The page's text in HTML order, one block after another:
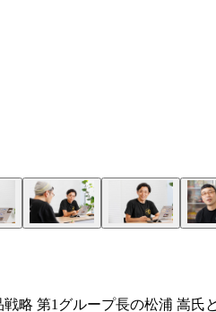
略 第1グループ長の松浦 嵩